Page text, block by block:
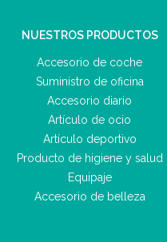
NUESTROS PRODUCTOS
Accesorio de coche
Suministro de oficina
Accesorio diario
Artículo de ocio
Artículo deportivo
Producto de higiene y salud
Equipaje
Accesorio de belleza